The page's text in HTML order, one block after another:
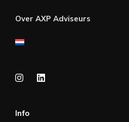
Over AXP Adviseurs
Info